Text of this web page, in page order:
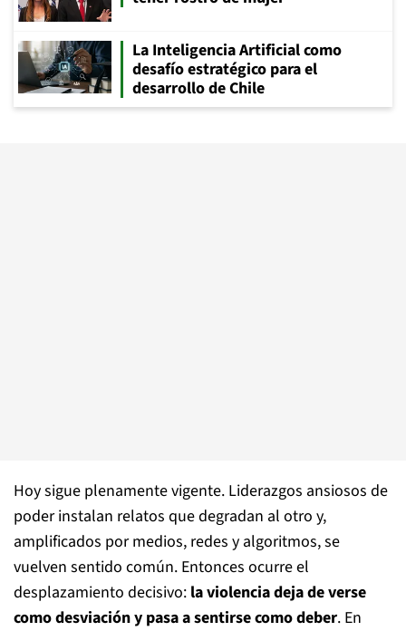
La Inteligencia Artificial como
desafío estratégico para el
desarrollo de Chile
Hoy sigue plenamente vigente. Liderazgos ansiosos de
poder instalan relatos que degradan al otro y,
amplificados por medios, redes y algoritmos, se
vuelven sentido común. Entonces ocurre el
desplazamiento decisivo: la violencia deja de verse
como desviación y pasa a sentirse como deber. En